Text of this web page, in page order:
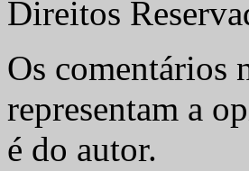
Direitos
Os comentários
representam a
é do autor.